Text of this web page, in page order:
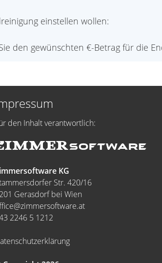
einstellen wollen:
den gewünschten €-Betrag für die
den Inhalt verantwortlich:
KG
Str. 420/16
Gerasdorf bei Wien
2246 5 1212